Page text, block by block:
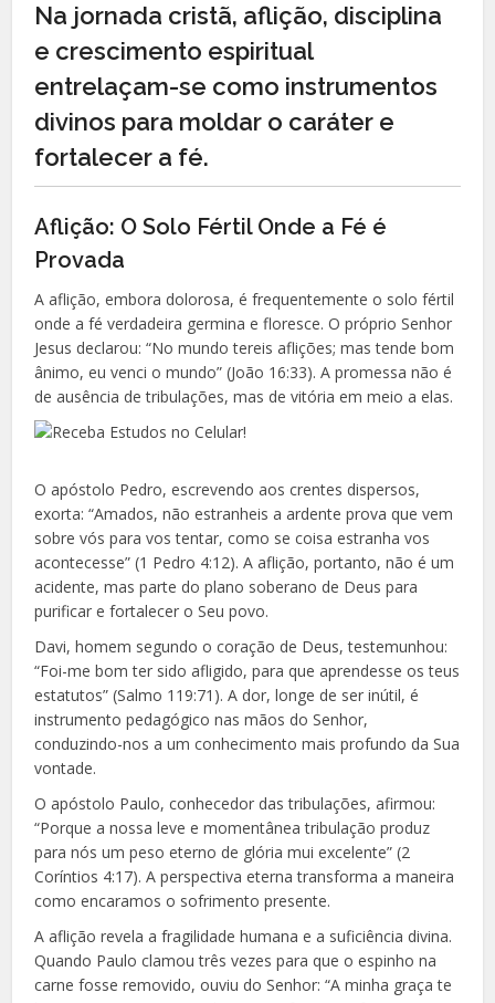
Na jornada cristã, aflição, disciplina
e crescimento espiritual
entrelaçam-se como instrumentos
divinos para moldar o caráter e
fortalecer a fé.
Aflição: O Solo Fértil Onde a Fé é
Provada
A aflição, embora dolorosa, é frequentemente o solo fértil
onde a fé verdadeira germina e floresce. O próprio Senhor
Jesus declarou: “No mundo tereis aflições; mas tende bom
ânimo, eu venci o mundo” (João 16:33). A promessa não é
de ausência de tribulações, mas de vitória em meio a elas.
O apóstolo Pedro, escrevendo aos crentes dispersos,
exorta: “Amados, não estranheis a ardente prova que vem
sobre vós para vos tentar, como se coisa estranha vos
acontecesse” (1 Pedro 4:12). A aflição, portanto, não é um
acidente, mas parte do plano soberano de Deus para
purificar e fortalecer o Seu povo.
Davi, homem segundo o coração de Deus, testemunhou:
“Foi-me bom ter sido afligido, para que aprendesse os teus
estatutos” (Salmo 119:71). A dor, longe de ser inútil, é
instrumento pedagógico nas mãos do Senhor,
conduzindo-nos a um conhecimento mais profundo da Sua
vontade.
O apóstolo Paulo, conhecedor das tribulações, afirmou:
“Porque a nossa leve e momentânea tribulação produz
para nós um peso eterno de glória mui excelente” (2
Coríntios 4:17). A perspectiva eterna transforma a maneira
como encaramos o sofrimento presente.
A aflição revela a fragilidade humana e a suficiência divina.
Quando Paulo clamou três vezes para que o espinho na
carne fosse removido, ouviu do Senhor: “A minha graça te